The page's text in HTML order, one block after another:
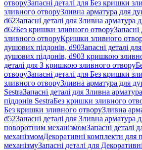
отворуЗапасні деталі для Без кришки
зливного отворуЗливна арматура для
d62Запасні деталі для Зливна арматура
d62Без кришки зливного отвору
зливного отворуКришки зливного
душових піддонів, d90Запасні деталі
душових піддонів, d90З кришкою
деталі для З кришкою зливного отвору
отворуЗапасні деталі для Без кришки
зливного отворуЗливна арматура для
SestraЗапасні деталі для Зливна
піддонів SestraБез кришки зливного
Без кришки зливного отворуЗливна
d52Запасні деталі для Зливна арматура
поворотним механізмомЗапасні деталі
механізмомДекоративні комплекти для
механізмуЗапасні деталі для